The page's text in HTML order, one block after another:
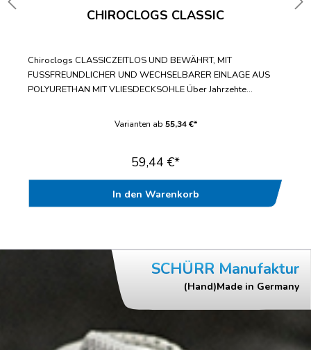
CHIROCLOGS CLASSIC
Chiroclogs CLASSICZEITLOS UND BEWÄHRT, MIT
FUSSFREUNDLICHER UND WECHSELBARER EINLAGE AUS
POLYURETHAN MIT VLIESDECKSOHLE Über Jahrzehte
fußfreundlicher VliesdecksohleBis zur Doppelgröße 47/48
Varianten ab 55,34 €*
59,44 €*
In den Warenkorb
SCHÜRR Manufaktur
(Hand)Made in Germany